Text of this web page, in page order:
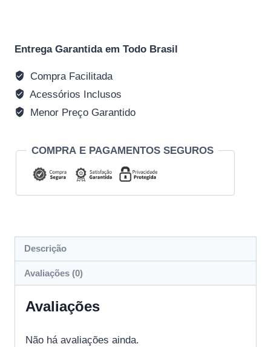
Entrega Garantida em Todo Brasil
Compra Facilitada
Acessórios Inclusos
Menor Preço Garantido
COMPRA E PAGAMENTOS SEGUROS
Descrição
Avaliações (0)
Avaliações
Não há avaliações ainda.